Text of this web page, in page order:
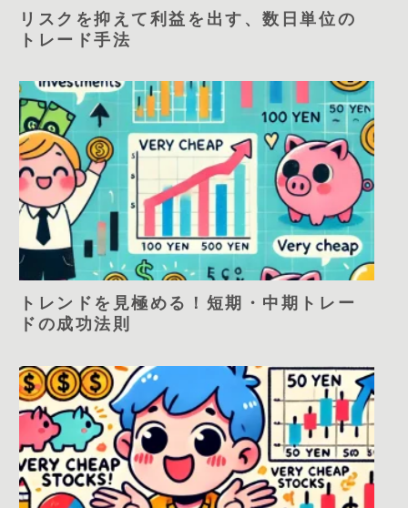
リスクを抑えて利益を出す、数日単位の
トレード手法
トレンドを見極める！短期・中期トレー
ドの成功法則